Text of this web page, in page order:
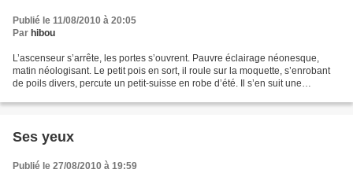
Publié le 11/08/2010 à 20:05
Par hibou
L’ascenseur s’arrête, les portes s’ouvrent. Pauvre éclairage néonesque,
matin néologisant. Le petit pois en sort, il roule sur la moquette, s’enrobant
de poils divers, percute un petit-suisse en robe d’été. Il s’en suit une
Ses yeux
Publié le 27/08/2010 à 19:59